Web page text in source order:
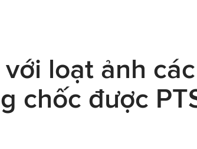
loạt ảnh
chốc được